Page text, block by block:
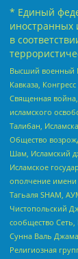
* Единый
иностранных
в
Высший военный
Кавказа,
Священная
исламского
Талибан,
Общество
Шам, Исламский
Исламское
ополчение
Тагьаля SHAM,
Чистопольский
сообщество
Сунна Валь
Религиозная